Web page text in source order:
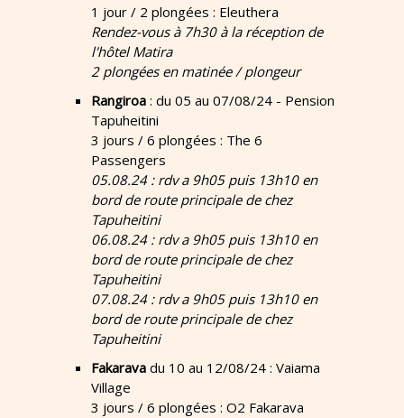
1 jour / 2 plongées : Eleuthera
Rendez-vous à 7h30 à la réception de
l'hôtel Matira
2 plongées en matinée / plongeur
Rangiroa: du 05 au 07/08/24 - Pension
Tapuheitini
3 jours / 6 plongées : The 6
Passengers
05.08.24 : rdv a 9h05 puis 13h10 en
bord de route principale de chez
Tapuheitini
06.08.24 : rdv a 9h05 puis 13h10 en
bord de route principale de chez
Tapuheitini
07.08.24 : rdv a 9h05 puis 13h10 en
bord de route principale de chez
Tapuheitini
Fakaravadu 10 au 12/08/24 : Vaiama
Village
3 jours / 6 plongées : O2 Fakarava